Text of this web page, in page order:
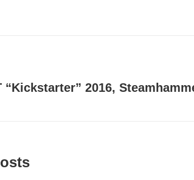
“Kickstarter” 2016,